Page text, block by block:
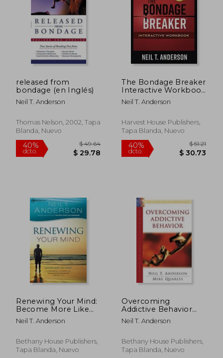
released from
bondage (en Inglés)
Neil T. Anderson
Thomas Nelson, 2002, Tapa
Blanda, Nuevo
The Bondage Breaker
Interactive Workbook
(The Bondage
Breaker Series) (en
Neil T. Anderson
Harvest House Publishers,
Tapa Blanda, Nuevo
Renewing Your Mind:
Become More Like
Christ (Victory Series)
(Volume 4) (en Inglés)
Neil T. Anderson
Bethany House Publishers,
Tapa Blanda, Nuevo
Overcoming
Addictive Behavior
(The Victory Over the
Darkness Series) (en
Neil T. Anderson
Bethany House Publishers,
Tapa Blanda, Nuevo